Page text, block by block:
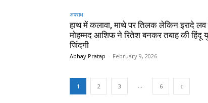
अपराध
हाथ में कलावा, माथे पर तिलक लेकिन इरादे लव
मोहम्मद आशिफ ने रितेश बनकर तबाह की हिंदू
जिंदगी
Abhay Pratap - February 9, 2026
1 2 3 6